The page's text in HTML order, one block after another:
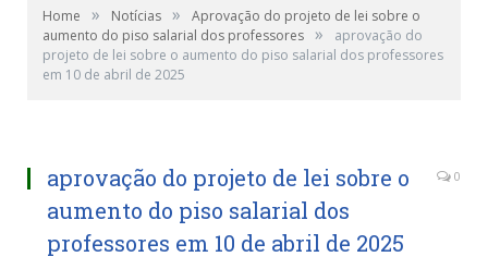
Home » Notícias »
Aprovação do projeto de lei sobre o
aumento do piso salarial dos professores »
aprovação do
projeto de lei sobre o aumento do piso salarial dos professores
em 10 de abril de 2025
aprovação do projeto de lei sobre o
aumento do piso salarial dos
professores em 10 de abril de 2025
0